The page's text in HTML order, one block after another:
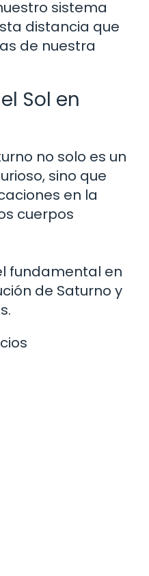
sistema
distancia que
de nuestra
Sol en
no solo es un
sino que
en la
cuerpos
fundamental en
de Saturno y